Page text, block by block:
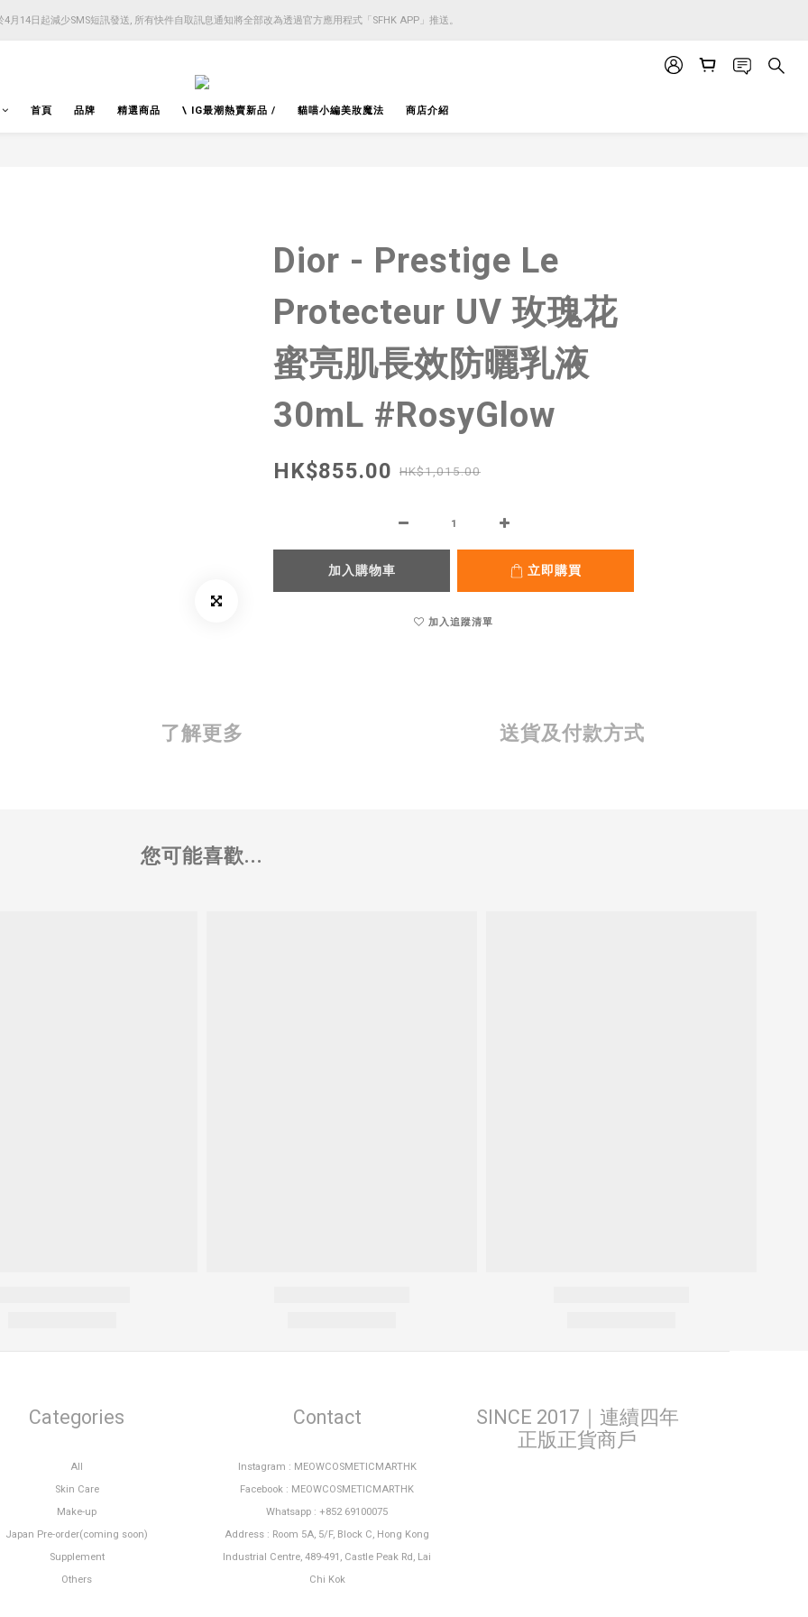
4月14日起減少SMS短訊發送, 所有快件自取訊息通知將全部改為透過官方應用程式「SFHK APP」推送。
4月14日起減少SMS短訊發送, 所有快件自取訊息通知將全部改為透過官方應用程式「SFHK APP」推送。
首頁 品牌 精選商品 \ IG最潮熱賣新品 / 貓喵小編美妝魔法 商店介紹
Dior - Prestige Le
Protecteur UV 玫瑰花
蜜亮肌長效防曬乳液
30mL #RosyGlow
HK$855.00 HK$1,015.00
加入購物車 立即購買
加入追蹤清單
了解更多 送貨及付款方式
您可能喜歡...
Categories
All
Skin Care
Make-up
Japan Pre-order(coming soon)
Supplement
Others
Contact
Instagram : MEOWCOSMETICMARTHK
Facebook : MEOWCOSMETICMARTHK
Whatsapp : +852 69100075
Address : Room 5A, 5/F, Block C, Hong Kong
Industrial Centre, 489-491, Castle Peak Rd, Lai
Chi Kok
SINCE 2017｜連續四年
正版正貨商戶